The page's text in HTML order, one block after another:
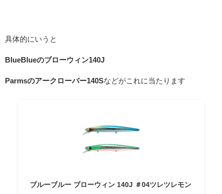
具体的にいうと
BlueBlueのブローウィン140J
Parmsのアークローバー140Sなどがこれに当たります
ブルーブルー ブローウィン 140J ＃04ツレツレモン